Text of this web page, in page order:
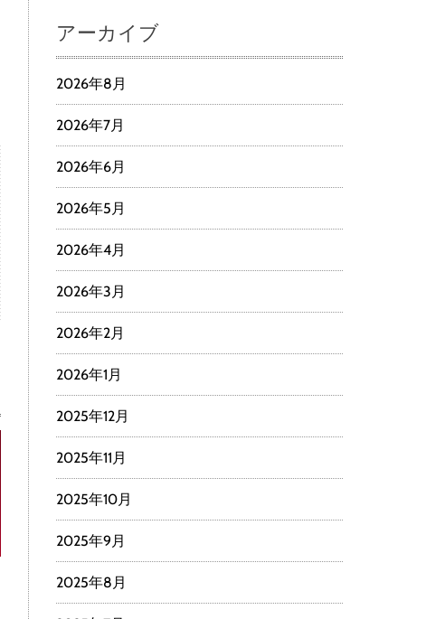
アーカイブ
2026年8月
2026年7月
2026年6月
2026年5月
2026年4月
2026年3月
2026年2月
2026年1月
2025年12月
2025年11月
2025年10月
2025年9月
2025年8月